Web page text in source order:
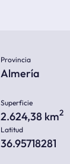
Provincia
Almería
Superficie
2.624,38 km2
Latitud
36.95718281